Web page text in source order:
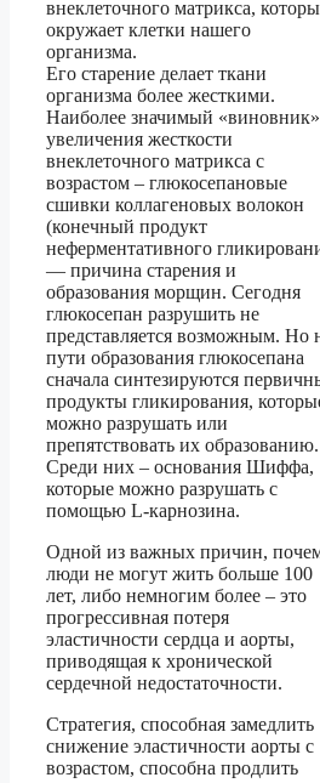
внеклеточного матрикса,
окружает клетки нашего
организма.
Его старение делает ткани
организма более жесткими.
Наиболее значимый «виновник»
увеличения жесткости
внеклеточного матрикса с
возрастом – глюкосепановые
сшивки коллагеновых волокон
(конечный продукт
неферментативного
— причина старения и
образования морщин. Сегодня
глюкосепан разрушить не
представляется возможным. Но
пути образования глюкосепана
сначала синтезируются
продукты гликирования,
можно разрушать или
препятствовать их образованию.
Среди них – основания Шиффа,
которые можно разрушать с
помощью L-карнозина.
Одной из важных причин,
люди не могут жить больше 100
лет, либо немногим более – это
прогрессивная потеря
эластичности сердца и аорты,
приводящая к хронической
сердечной недостаточности.
Стратегия, способная замедлить
снижение эластичности аорты с
возрастом, способна продлить